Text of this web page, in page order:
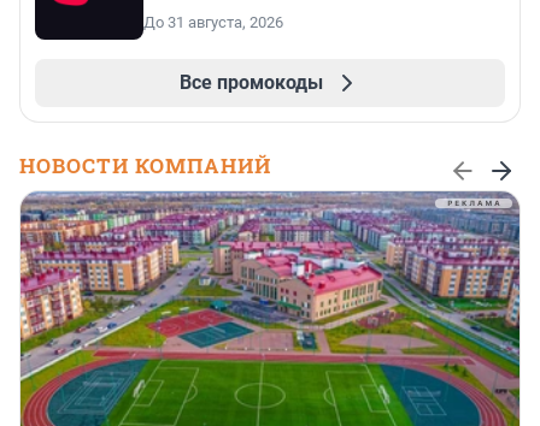
До 31 августа, 2026
Все промокоды
НОВОСТИ КОМПАНИЙ